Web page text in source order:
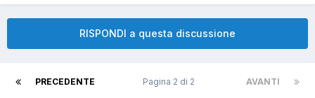
RISPONDI a questa discussione
PRECEDENTE AVANTI
Pagina 2 di 2